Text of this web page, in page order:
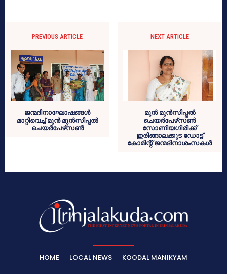
PREVIOUS ARTICLE
ജന്മദിനാഘോഷങ്ങള്‍
മാറ്റിവെച്ച് മുന്‍ മുന്‍സിപ്പല്‍
ചെയര്‍പേഴ്‌സണ്‍
NEXT ARTICLE
മുന്‍ മുന്‍സിപ്പല്‍
ചെയര്‍പേഴ്‌സണ്‍
സോണിയഗിരിക്ക്
ഇരിങ്ങാലക്കുട ഡോട്ട്
കോമിന്റ് ജന്മദിനാശംസകള്‍
HOME LOCAL NEWS KOODAL MANIKYAM